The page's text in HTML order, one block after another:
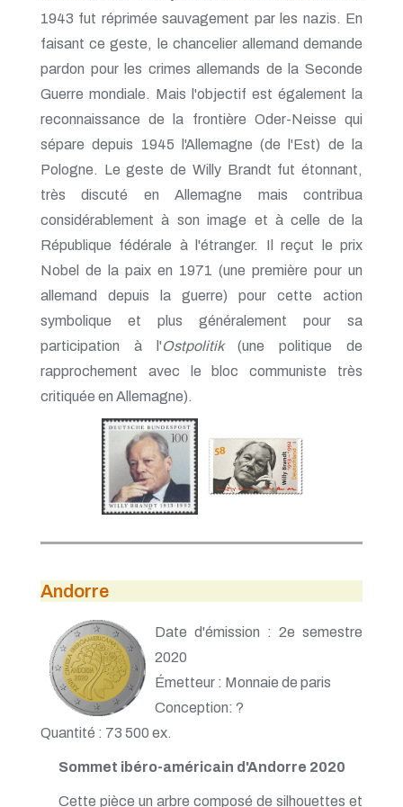
1943 fut réprimée sauvagement par les nazis. En
faisant ce geste, le chancelier allemand demande
pardon pour les crimes allemands de la Seconde
Guerre mondiale. Mais l'objectif est également la
reconnaissance de la frontière Oder-Neisse qui
sépare depuis 1945 l'Allemagne (de l'Est) de la
Pologne. Le geste de Willy Brandt fut étonnant,
très discuté en Allemagne mais contribua
considérablement à son image et à celle de la
République fédérale à l'étranger. Il reçut le prix
Nobel de la paix en 1971 (une première pour un
allemand depuis la guerre) pour cette action
symbolique et plus généralement pour sa
participation à l'Ostpolitik(une politique de
rapprochement avec le bloc communiste très
critiquée en Allemagne).
Andorre
Date d'émission : 2e semestre
2020
Émetteur : Monnaie de paris
Conception: ?
Quantité : 73 500 ex.
Sommet ibéro-américain d'Andorre 2020
Cette pièce un arbre composé de silhouettes et